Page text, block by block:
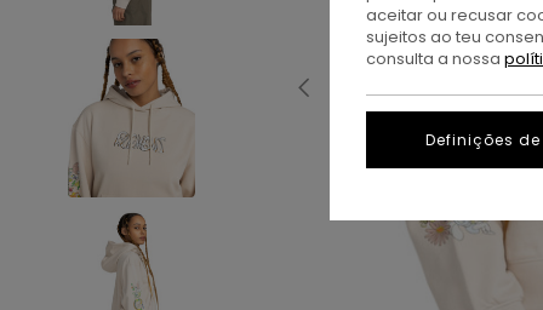
aceitar ou recusar
sujeitos ao teu
consulta a nossa
Definições